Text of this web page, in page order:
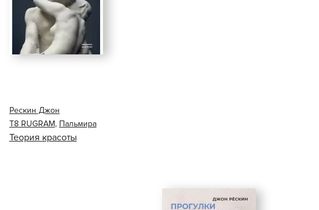
Теория красоты
Рескин Джон
Т8 RUGRAM, Пальмира